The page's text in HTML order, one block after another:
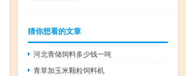
猜你想看的文章
河北青储饲料多少钱一吨
青草加玉米颗粒饲料机